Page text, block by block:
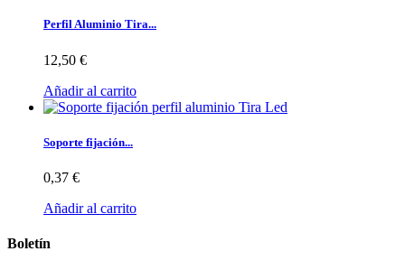
Perfil Aluminio Tira...
12,50 €
Añadir al carrito
Soporte fijación...
0,37 €
Añadir al carrito
Boletín